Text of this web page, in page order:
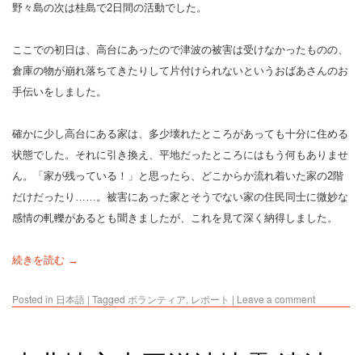
野々島の次は桂島で2日間の活動でした。
ここでの初日は、高台にあったので津波の被害は受けなかったものの、
倉庫の物が崩れ落ちてきたりして片付けられないというおばあさんのお
手伝いをしました。
確かに少し高台にある家は、多少壊れたところがあっても十分に住める
状態でした。それに引き換え、平地だったところにはもう何もありませ
ん。「家が残っている！」と思ったら、どこからか流れ着いた家の2階
だけだったり……。被害にあった家とそうでない家の住民同士に微妙な
感情の軋轢があるとも聞きましたが、これを見て深く納得しました。
続きを読む →
Posted in 日本語 | Tagged ボランティア, レポート | Leave a comment